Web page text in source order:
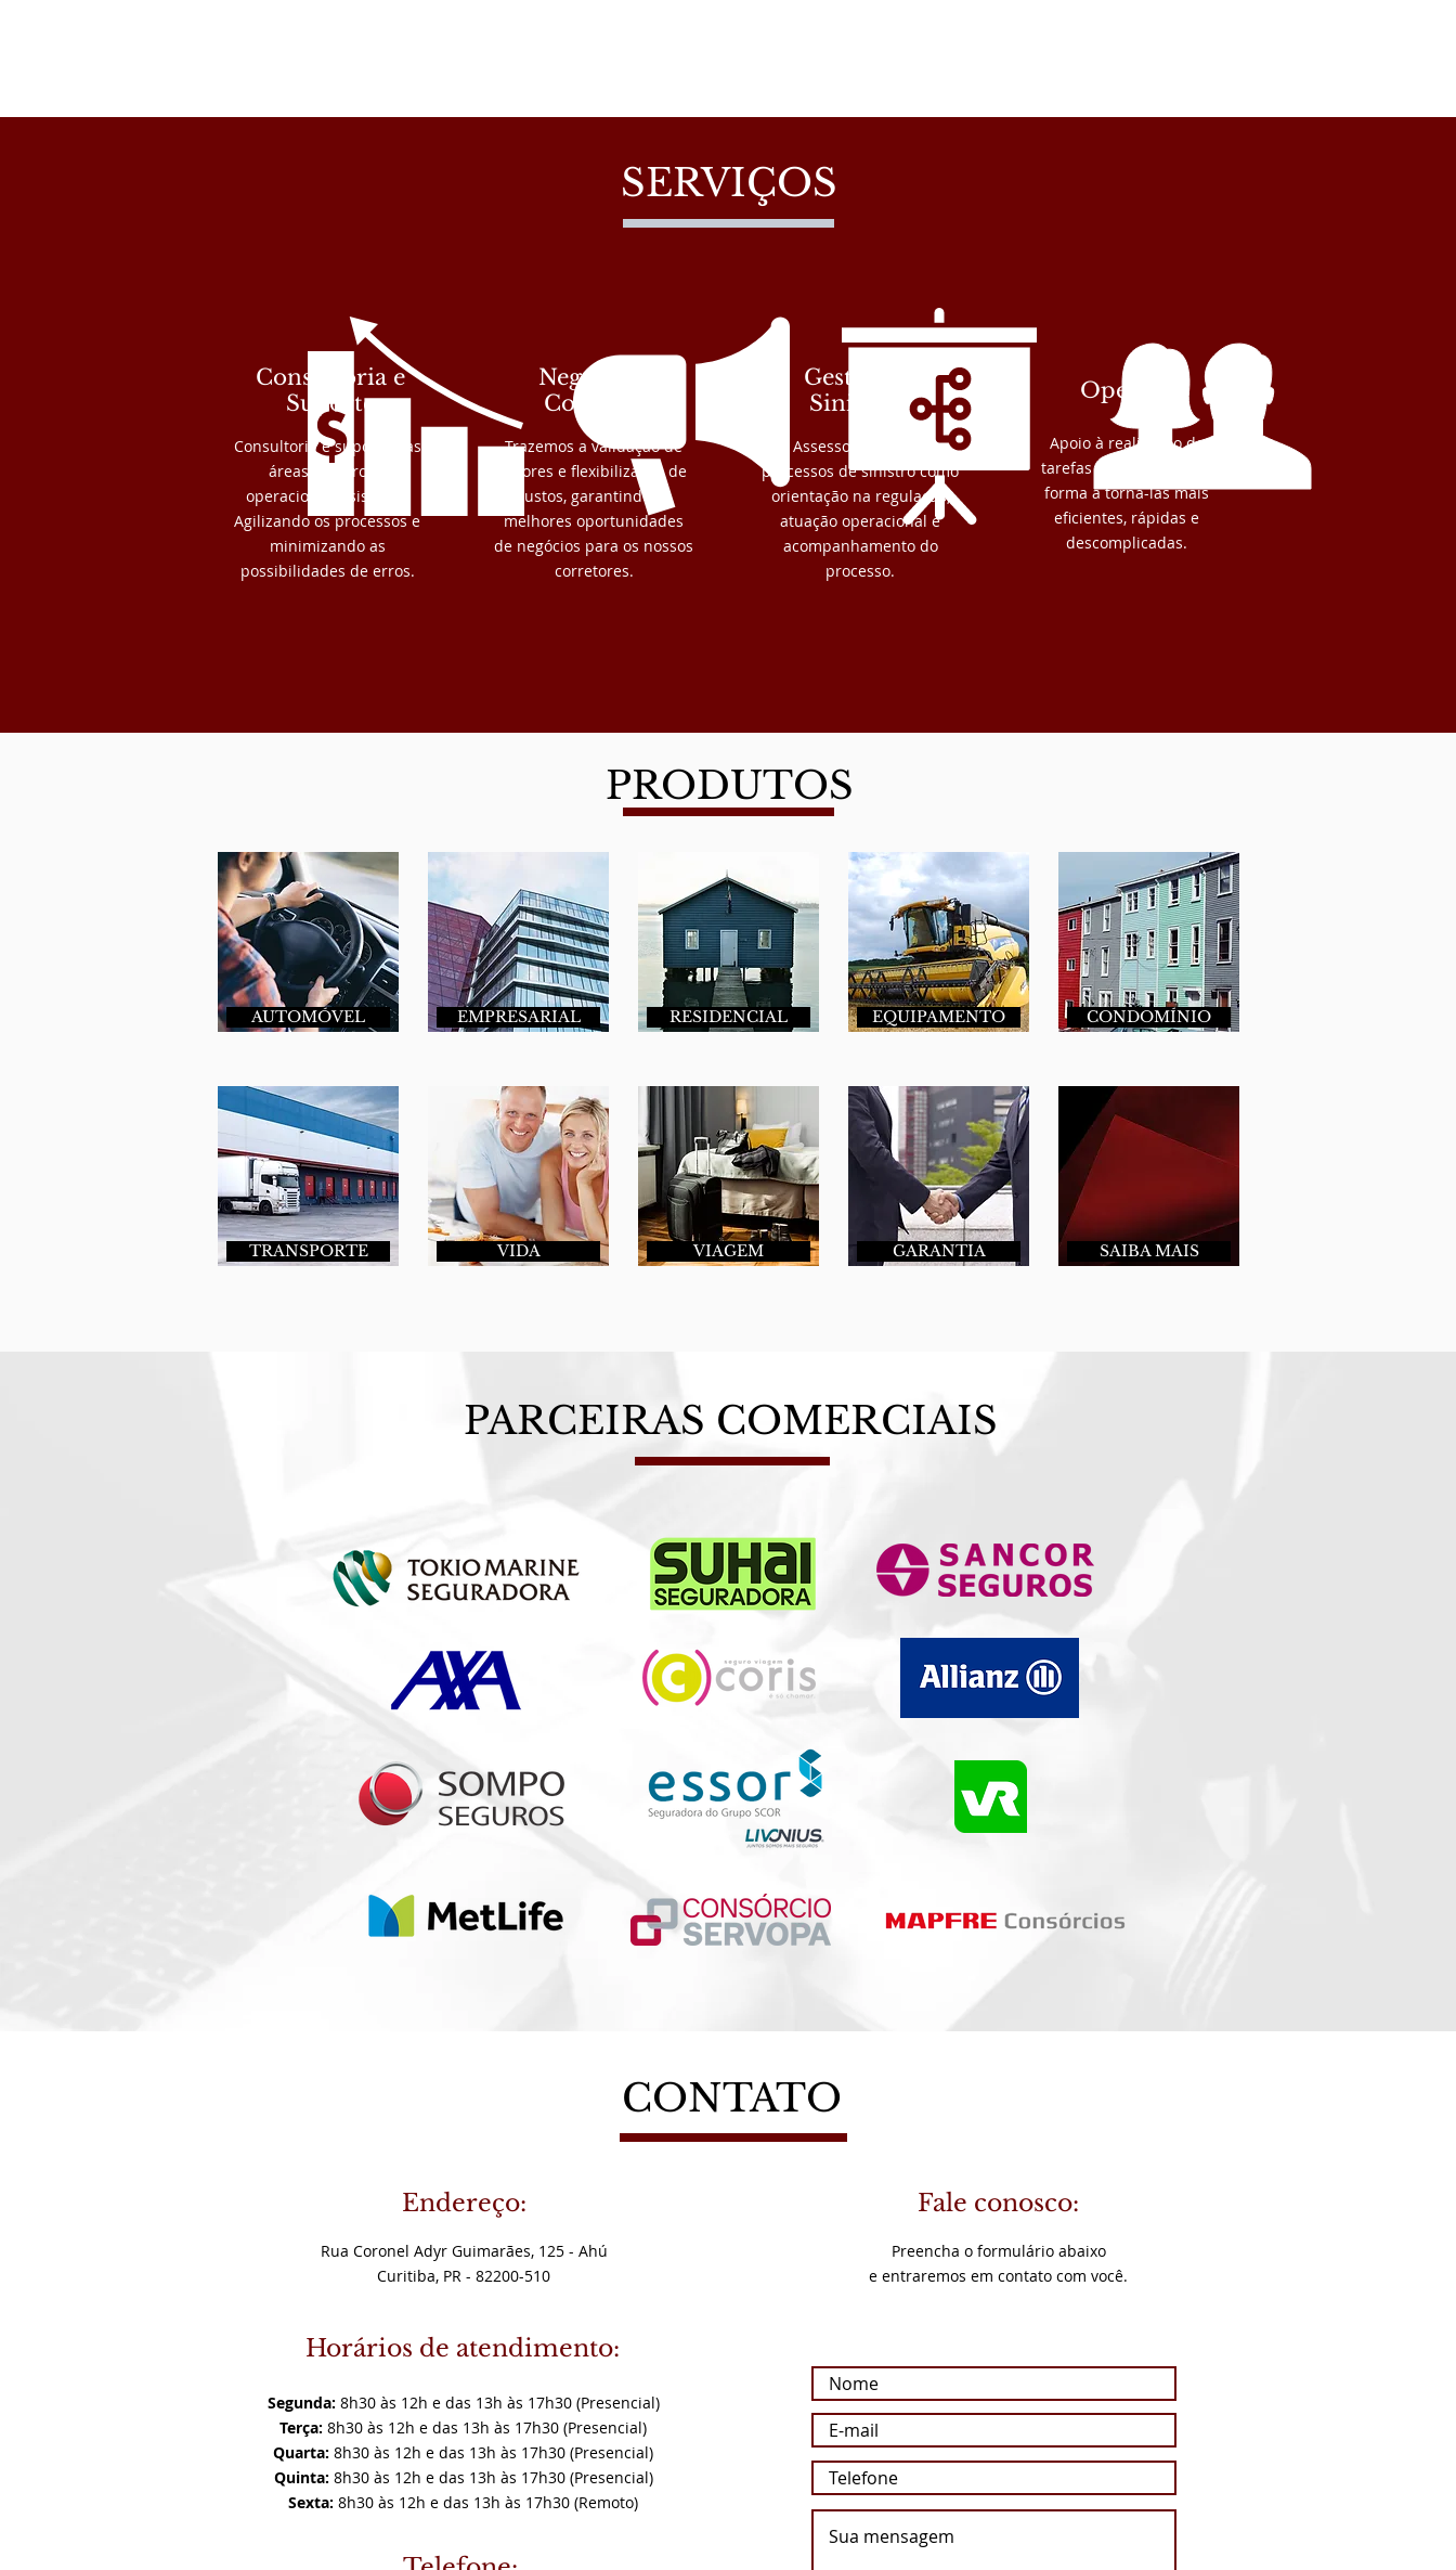
SERVIÇOS
Consultoria e
Suporte
Consultoria e suporte nas
áreas comercial,
operacional e sistema.
Agilizando os processos e
minimizando as
possibilidades de erros.
Negociação
Comercial
Trazemos a validação de
valores e flexibilização de
custos, garantindo as
melhores oportunidades
de negócios para os nossos
corretores.
Gestão de
Sinistros
Assessoria para os
processos de sinistro como
orientação na regulação,
atuação operacional e
acompanhamento do
processo.
Operação
Apoio à realização de
tarefas operacionais de
forma a torná-las mais
eficientes, rápidas e
descomplicadas.
PRODUTOS
AUTOMÓVEL EMPRESARIAL RESIDENCIAL EQUIPAMENTO CONDOMÍNIO
TRANSPORTE VIDA VIAGEM GARANTIA SAIBA MAIS
PARCEIRAS COMERCIAIS
CONTATO
Endereço:
Rua Coronel Adyr Guimarães, 125 - Ahú
Curitiba, PR - 82200-510
Horários de atendimento:
Segunda: 8h30 às 12h e das 13h às 17h30 (Presencial)
Terça: 8h30 às 12h e das 13h às 17h30 (Presencial)
Quarta: 8h30 às 12h e das 13h às 17h30 (Presencial)
Quinta: 8h30 às 12h e das 13h às 17h30 (Presencial)
Sexta: 8h30 às 12h e das 13h às 17h30 (Remoto)
Fale conosco:
Preencha o formulário abaixo
e entraremos em contato com você.